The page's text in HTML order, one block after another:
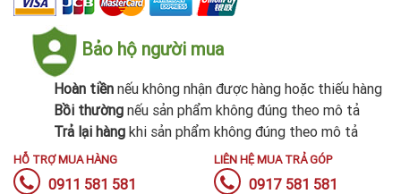
Bảo hộ người mua
Hoàn tiền nếu không nhận được hàng hoặc thiếu hàng
Bồi thường nếu sản phẩm không đúng theo mô tả
Trả lại hàng khi sản phẩm không đúng theo mô tả
HỖ TRỢ MUA HÀNG
0911 581 581
LIÊN HỆ MUA TRẢ GÓP
0917 581 581